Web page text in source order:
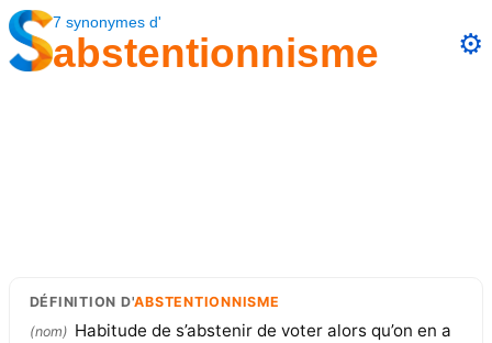
7 synonymes d'
abstentionnisme ⚙️
DÉFINITION D'ABSTENTIONNISME
(nom) Habitude de s’abstenir de voter alors qu’on en a